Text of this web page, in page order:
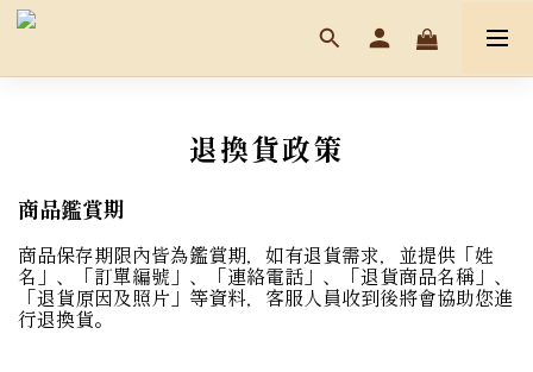
退換貨政策
商品鑑賞期
商品保存期限內皆為鑑賞期， 如有退貨需求，並提供「姓
名」、「訂單編號」、「連絡電話」、「退貨商品名稱」、
「退貨原因及照片」等資料，客服人員收到後將會協助您進
行退換貨。